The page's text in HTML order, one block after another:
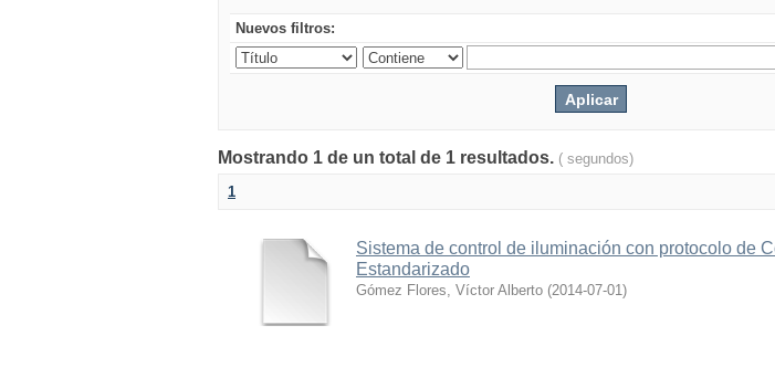
Nuevos filtros:
Mostrando 1 de un total de 1 resultados. ( segundos)
1
Sistema de control de iluminación con protocolo de
Estandarizado
Gómez Flores, Víctor Alberto (2014-07-01)